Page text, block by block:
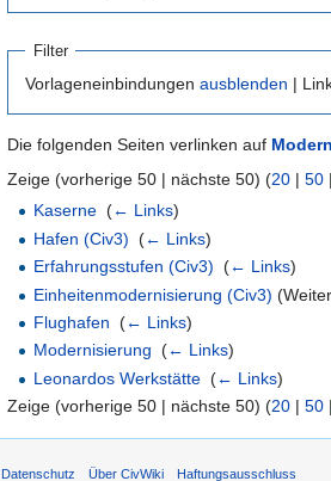
Filter
Vorlageneinbindungen ausblenden |
Die folgenden Seiten verlinken auf
Zeige (vorherige 50 | nächste 50) (20 | 50
Kaserne (← Links)
Hafen (Civ3)
(← Links)
Erfahrungsstufen (Civ3)
(← Links)
Einheitenmodernisierung (Civ3)
Flughafen
(← Links)
Modernisierung
(← Links)
Leonardos Werkstätte (← Links)
Zeige (vorherige 50 | nächste 50) (20 | 50
Datenschutz Über CivWiki Haftungsausschluss